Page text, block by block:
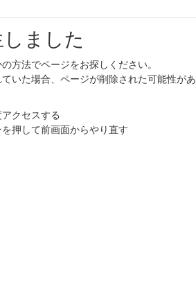
ました
方法でページをお探しください。
いた場合、ページが削除された可能性があ
クセスする
押して前画面からやり直す